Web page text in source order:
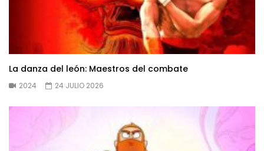
La danza del león: Maestros del combate
2024 24 JULIO 2026